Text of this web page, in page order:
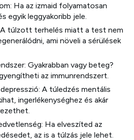
Ha az izmaid folyamatosan
egyik leggyakoribb jele.
A túlzott terhelés miatt a test nem
ami növeli a sérülések
Gyakrabban vagy beteg?
az immunrendszert.
A túledzés mentális
ingerlékenységhez és akár
Ha elveszíted az
az is a túlzás jele lehet.